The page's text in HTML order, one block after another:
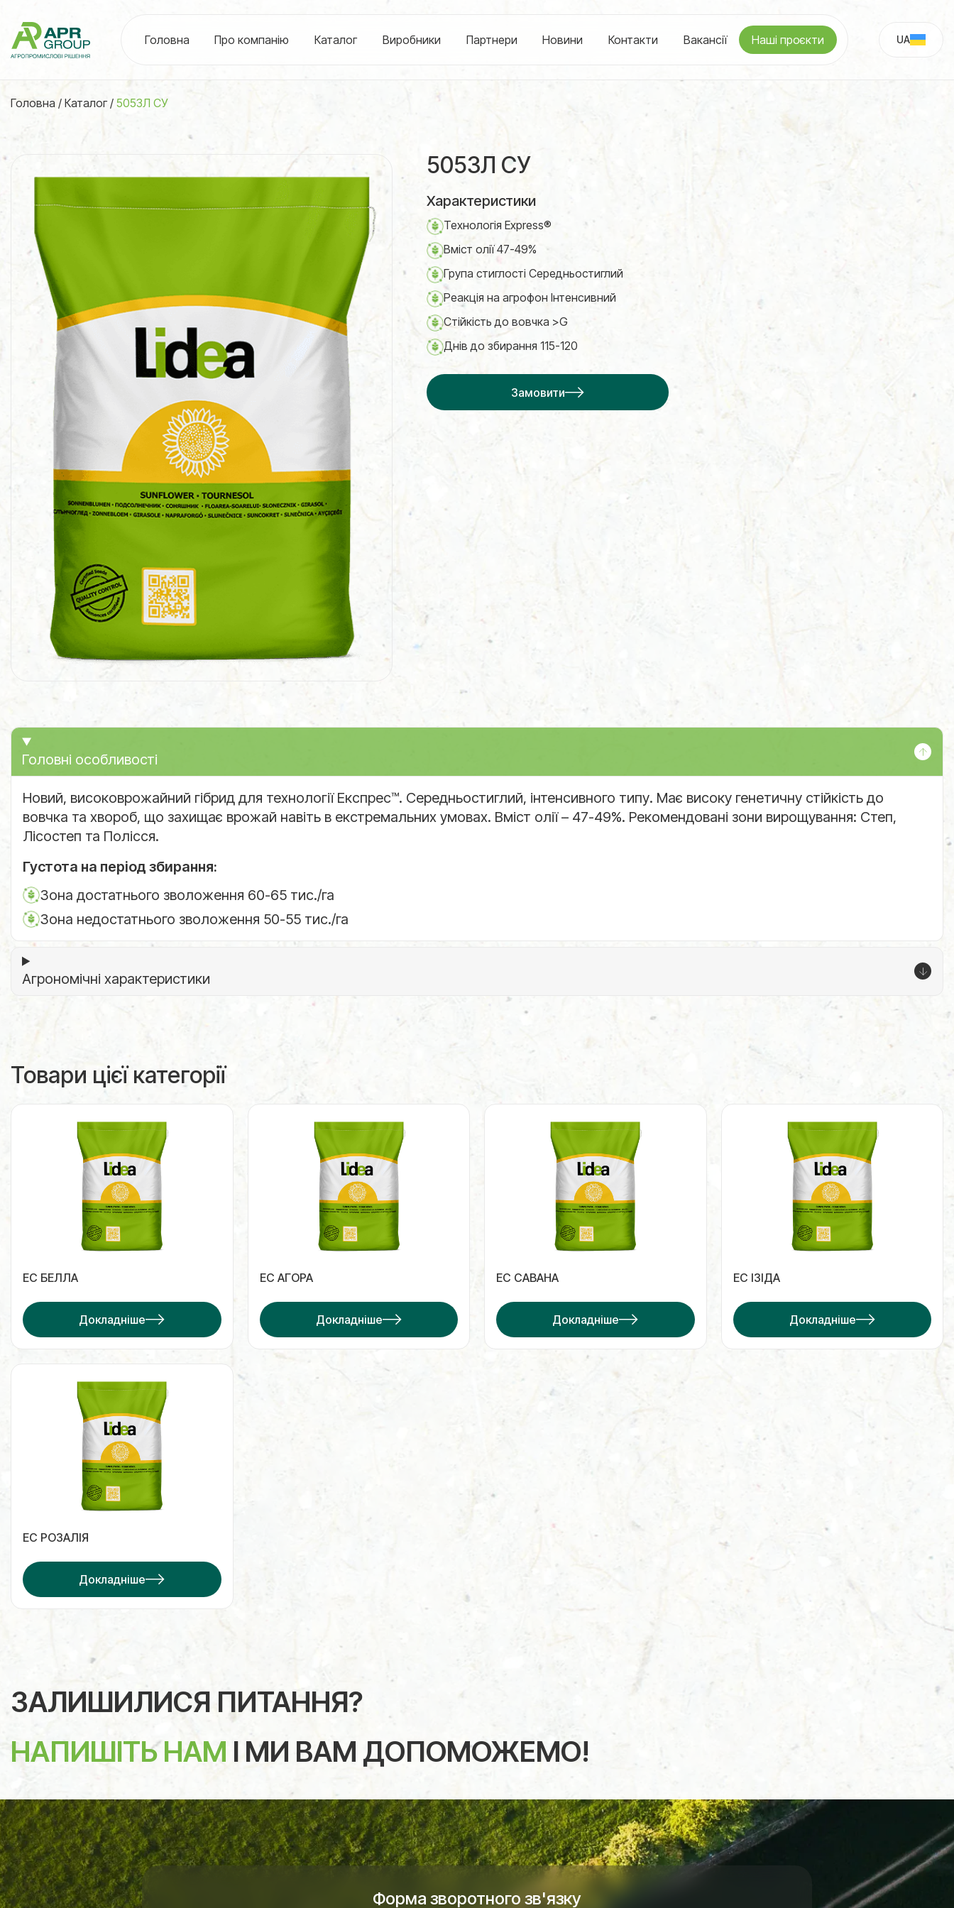
Головна Про компанію Каталог Виробники Партнери Новини Контакти Вакансії Наші проєкти UA
Головна / Каталог/ 5053Л СУ
5053Л СУ
Характеристики
Технологія Express®
Вміст олії 47-49%
Група стиглості Середньостиглий
Реакція на агрофон Інтенсивний
Стійкість до вовчка >G
Днів до збирання 115-120
Замовити
Головні особливості
Новий, високоврожайний гібрид для технології Експрес™. Середньостиглий, інтенсивного типу. Має високу генетичну стійкість до
вовчка та хвороб, що захищає врожай навіть в екстремальних умовах. Вміст олії – 47-49%. Рекомендовані зони вирощування: Степ,
Лісостеп та Полісся.
Густота на період збирання:
Зона достатнього зволоження 60-65 тис./га
Зона недостатнього зволоження 50-55 тис./га
Агрономічні характеристики
Товари цієї категорії
ЕС БЕЛЛА
Докладніше
ЕС АГОРА
Докладніше
ЕС САВАНА
Докладніше
ЕС ІЗІДА
Докладніше
ЕС РОЗАЛІЯ
Докладніше
ЗАЛИШИЛИСЯ ПИТАННЯ?
НАПИШІТЬ НАМ І МИ ВАМ ДОПОМОЖЕМО!
Форма зворотного зв'язку